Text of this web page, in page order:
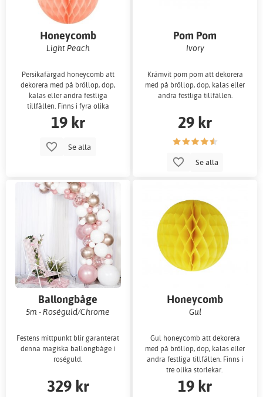
Honeycomb
Light Peach
Persikafärgad honeycomb att
dekorera med på bröllop, dop,
kalas eller andra festliga
tillfällen. Finns i fyra olika
storlekar.
19 kr
Se alla
Pom Pom
Ivory
Krämvit pom pom att dekorera
med på bröllop, dop, kalas eller
andra festliga tillfällen.
29 kr
Se alla
Ballongbåge
5m - Roséguld/Chrome
Festens mittpunkt blir garanterat
denna magiska ballongbåge i
roséguld.
329 kr
Honeycomb
Gul
Gul honeycomb att dekorera
med på bröllop, dop, kalas eller
andra festliga tillfällen. Finns i
tre olika storlekar.
19 kr